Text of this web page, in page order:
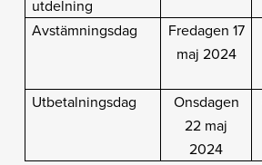
utdelning
Avstämningsdag
Fredagen 17
maj 2024
Utbetalningsdag
Onsdagen
22 maj
2024